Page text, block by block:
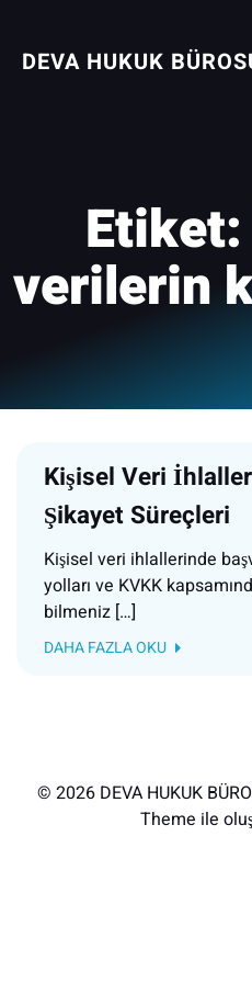
DEVA HUKUK
Etiket:
verilerin
Kişisel Veri
Şikayet Süreçleri
Kişisel veri ihlallerinde
yolları ve KVKK
bilmeniz […]
DAHA FAZLA OKU
© 2026 DEVA HUKUK
Theme ile